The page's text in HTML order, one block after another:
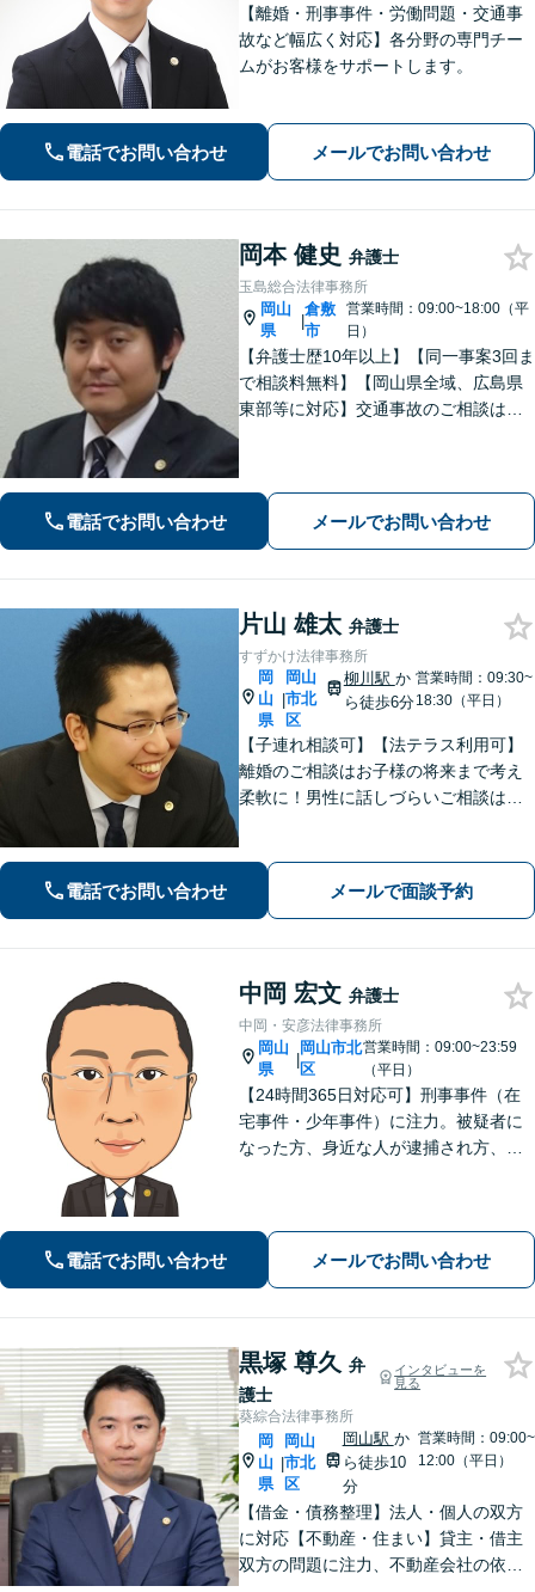
【離婚・刑事事件・労働問題・交通事
故など幅広く対応】各分野の専門チー
ムがお客様をサポートします。
電話でお問い合わせ メールでお問い合わせ
岡本 健史 弁護士
玉島総合法律事務所
岡山
県
|
倉敷
市
営業時間：09:00~18:00（平
日）
【弁護士歴10年以上】【同一事案3回ま
で相談料無料】【岡山県全域、広島県
東部等に対応】交通事故のご相談はお
る方、ご相談ください。
電話でお問い合わせ メールでお問い合わせ
片山 雄太 弁護士
すずかけ法律事務所
岡
山
県
|
岡山
市北
区
柳川駅 か
ら徒歩6分
営業時間：09:30~
18:30（平日）
【子連れ相談可】【法テラス利用可】
離婚のご相談はお子様の将来まで考え
柔軟に！男性に話しづらいご相談は女
と連携してきめ細やかに対応【注力分
野初回相談無料】【WEB面談可】
電話でお問い合わせ メールで面談予約
中岡 宏文 弁護士
中岡・安彦法律事務所
岡山
県
|
岡山市北
区
営業時間：09:00~23:59
（平日）
【24時間365日対応可】刑事事件（在
宅事件・少年事件）に注力。被疑者に
なった方、身近な人が逮捕され方、す
電話でお問い合わせ メールでお問い合わせ
黒塚 尊久 弁
護士
インタビューを
見る
葵綜合法律事務所
岡
山
県
|
岡山
市北
区
岡山駅 か
ら徒歩10
分
営業時間：09:00~
12:00（平日）
【借金・債務整理】法人・個人の双方
に対応【不動産・住まい】貸主・借主
双方の問題に注力、不動産会社の依頼